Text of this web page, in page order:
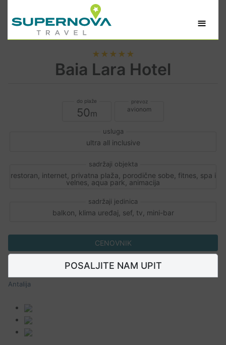
≡
★★★★★
Baia Lara Hotel
50 avionom
ultra all inclusive
restoran, internet, privatna plaža, porodične sobe, fitnes, spa i
velnes, aqua park, animacija
balkon, klima uređaj, sef, tv, mini-bar
CENOVNIK
POSALJITE NAM UPIT
Antalija